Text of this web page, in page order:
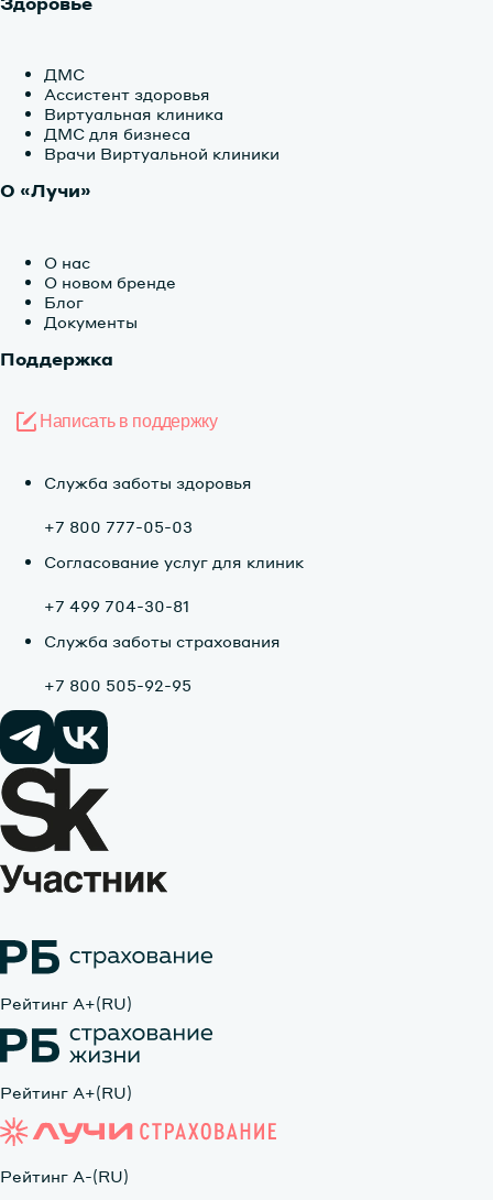
ДМС
Ассистент здоровья
Виртуальная клиника
ДМС для бизнеса
Врачи Виртуальной клиники
О «Лучи»
О нас
О новом бренде
Блог
Документы
Поддержка
Написать в поддержку
Служба заботы здоровья
+7 800 777-05-03
Согласование услуг для клиник
+7 499 704-30-81
Служба заботы страхования
+7 800 505-92-95
Рейтинг А+(RU)
Рейтинг А+(RU)
Рейтинг А-(RU)